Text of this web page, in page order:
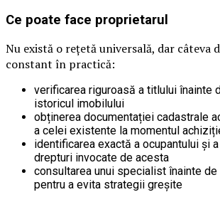
Ce poate face proprietarul
Nu există o rețetă universală, dar câteva
constant în practică:
verificarea riguroasă a titlului înainte
istoricul imobilului
obținerea documentației cadastrale
a celei existente la momentul
identificarea exactă a ocupantului și
drepturi invocate de acesta
consultarea unui specialist înainte
pentru a evita strategii greșite